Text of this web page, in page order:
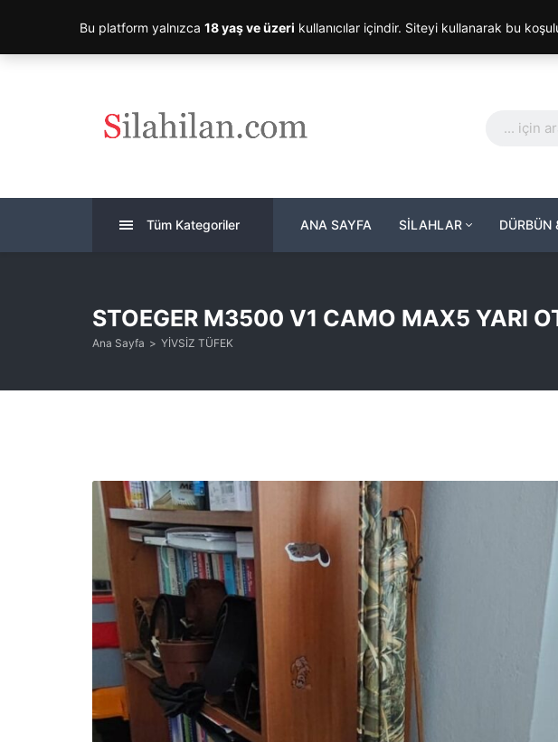
Tüm Kategoriler ANA SAYFA SİLAHLAR DÜRBÜN
STOEGER M3500 V1 CAMO MAX5 YARI
Ana Sayfa YİVSİZ TÜFEK
Bu platform yalnızca 18 yaş ve üzeri kullanıcılar içindir. Siteyi kullanarak bu